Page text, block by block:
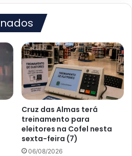
Cruz das Almas terá
treinamento para
eleitores na Cofel nesta
sexta-feira (7)
06/08/2026